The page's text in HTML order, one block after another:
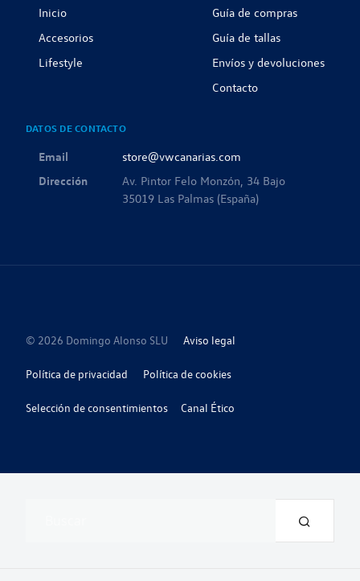
Inicio
Accesorios
Lifestyle
Guía de compras
Guía de tallas
Envíos y devoluciones
Contacto
DATOS DE CONTACTO
Email
store@vwcanarias.com
Dirección
Av. Pintor Felo Monzón, 34 Bajo
35019 Las Palmas (España)
© 2026 Domingo Alonso SLU Aviso legal
Política de privacidad Política de cookies
Selección de consentimientos Canal Ético